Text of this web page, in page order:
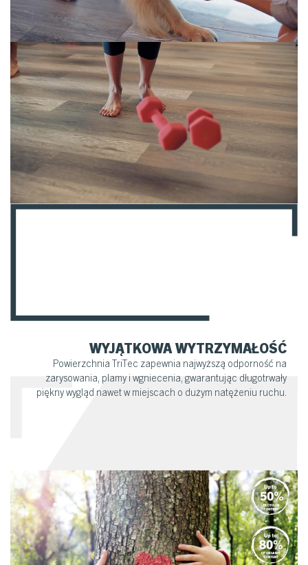
WYJĄTKOWA WYTRZYMAŁOŚĆ
Powierzchnia TriTec zapewnia najwyższą odporność na
zarysowania, plamy i wgniecenia, gwarantując długotrwały
piękny wygląd nawet w miejscach o dużym natężeniu ruchu.